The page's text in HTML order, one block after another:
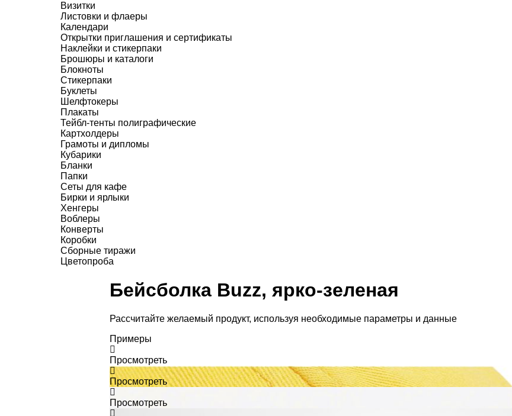
Визитки
Листовки и флаеры
Календари
Открытки приглашения и сертификаты
Наклейки и стикерпаки
Брошюры и каталоги
Блокноты
Стикерпаки
Буклеты
Шелфтокеры
Плакаты
Тейбл-тенты полиграфические
Картхолдеры
Грамоты и дипломы
Кубарики
Бланки
Папки
Сеты для кафе
Бирки и ярлыки
Хенгеры
Воблеры
Конверты
Коробки
Сборные тиражи
Цветопроба
Бейсболка Buzz, ярко-зеленая
Рассчитайте желаемый продукт, используя необходимые параметры и данные
Примеры
Просмотреть
Просмотреть
Просмотреть